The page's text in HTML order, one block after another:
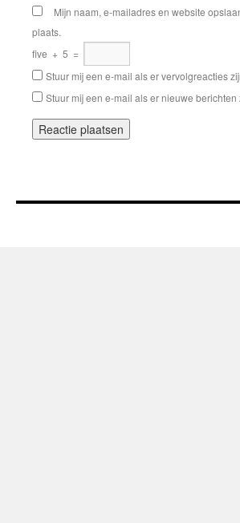
Mijn naam, e-mailadres en website
plaats.
five + 5 =
Stuur mij een e-mail als er vervolgreacties
Stuur mij een e-mail als er nieuwe berichten